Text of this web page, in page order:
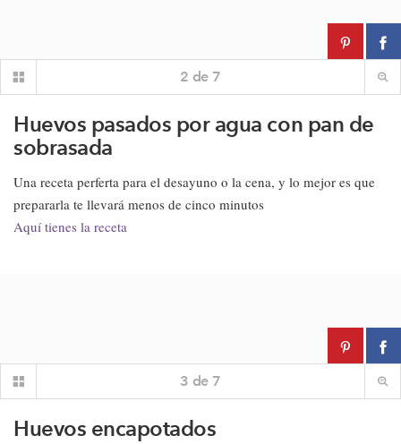
2 de 7
Huevos pasados por agua con pan de
sobrasada
Una receta perferta para el desayuno o la cena, y lo mejor es que
prepararla te llevará menos de cinco minutos
Aquí tienes la receta
3 de 7
Huevos encapotados